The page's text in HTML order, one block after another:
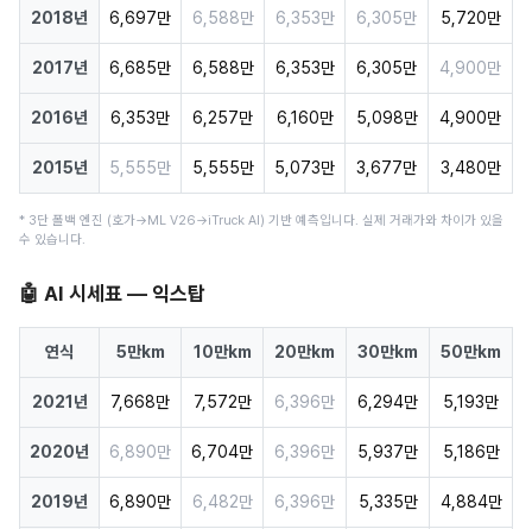
2018년 6,697만 6,588만 6,353만 6,305만 5,720만
2017년 6,685만 6,588만 6,353만 6,305만 4,900만
2016년 6,353만 6,257만 6,160만 5,098만 4,900만
2015년 5,555만 5,555만 5,073만 3,677만 3,480만
* 3단 폴백 엔진 (호가→ML V26→iTruck AI) 기반 예측입니다. 실제 거래가와 차이가 있을
수 있습니다.
🤖 AI 시세표 — 익스탑
연식 5만km 10만km 20만km 30만km 50만km
2021년 7,668만 7,572만 6,396만 6,294만 5,193만
2020년 6,890만 6,704만 6,396만 5,937만 5,186만
2019년 6,890만 6,482만 6,396만 5,335만 4,884만